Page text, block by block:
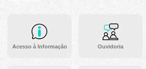
Acesso à Informação Ouvidoria